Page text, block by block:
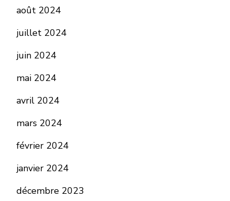
août 2024
juillet 2024
juin 2024
mai 2024
avril 2024
mars 2024
février 2024
janvier 2024
décembre 2023